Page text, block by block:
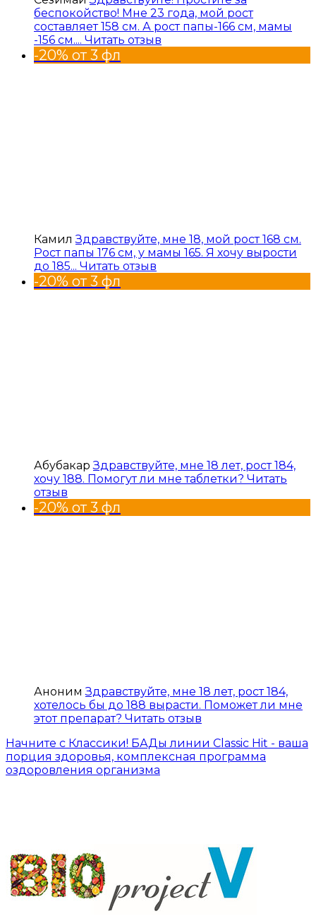
беспокойство! Мне 23 года, мой рост
составляет 158 см. А рост папы-166 см, мамы
-156 см.... Читать отзыв
-20% от 3 фл
Камил Здравствуйте, мне 18, мой рост 168 см.
Рост папы 176 см, у мамы 165. Я хочу вырости
до 185... Читать отзыв
-20% от 3 фл
Абубакар Здравствуйте, мне 18 лет, рост 184,
хочу 188. Помогут ли мне таблетки? Читать
отзыв
-20% от 3 фл
Аноним Здравствуйте, мне 18 лет, рост 184,
хотелось бы до 188 вырасти. Поможет ли мне
этот препарат? Читать отзыв
Начните с Классики! БАДы линии Classic Hit - ваша
порция здоровья, комплексная программа
оздоровления организма